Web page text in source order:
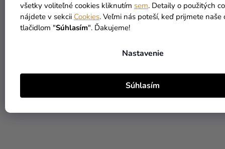
všetky voliteľné cookies kliknutím sem. Detaily o použitých
nájdete v sekcii Cookies. Veľmi nás poteší, keď prijmete naše
tlačidlom "Súhlasím". Ďakujeme!
Nastavenie
Súhlasím
Technický
názov
Vydavateľ Účel a popis cookies
reklamný účel